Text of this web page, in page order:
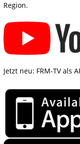
Region.
Jetzt neu: FRM-TV als